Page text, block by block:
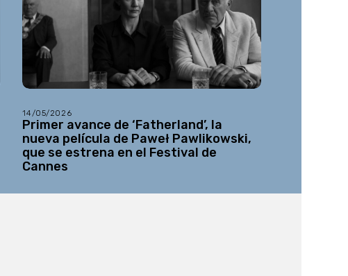
14/05/2026
Primer avance de ‘Fatherland’, la
nueva película de Paweł Pawlikowski,
que se estrena en el Festival de
Cannes